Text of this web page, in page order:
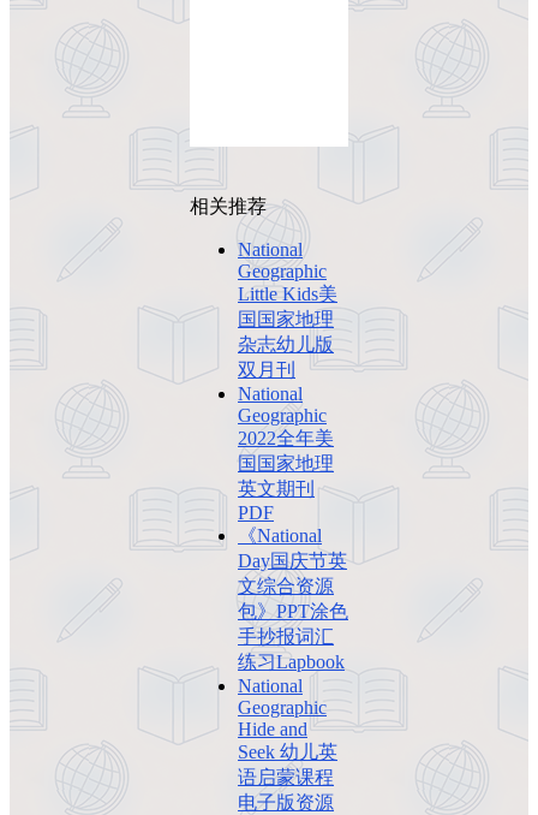
相关推荐
National
Geographic
Little Kids美
国国家地理
杂志幼儿版
双月刊
National
Geographic
2022全年美
国国家地理
英文期刊
PDF
《National
Day国庆节英
文综合资源
包》PPT涂色
手抄报词汇
练习Lapbook
National
Geographic
Hide and
Seek 幼儿英
语启蒙课程
电子版资源